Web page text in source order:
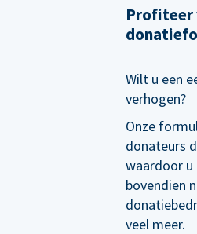
Profiteer
Wilt u een
verhogen?
Onze
donateurs
waardoor
bovendien
veel meer.